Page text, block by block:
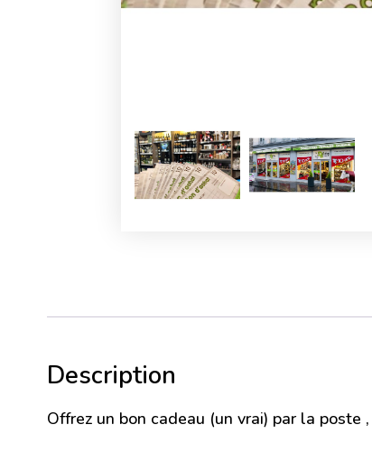
Description
Offrez un bon cadeau (un vrai) par la poste ,